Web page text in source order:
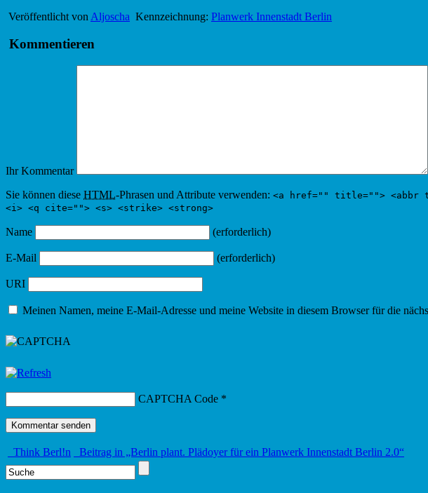
Veröffentlicht vonAljoscha Kennzeichnung: Planwerk Innenstadt Berlin
Kommentieren
Ihr Kommentar
Sie können diese HTML-Phrasen und Attribute verwenden: <a href="" title=""> <abbr
<i> <q cite=""> <s> <strike> <strong>
Name (erforderlich)
E-Mail (erforderlich)
URI
Meinen Namen, meine E-Mail-Adresse und meine Website in diesem Browser für die
CAPTCHA Code *
Think Berl!n Beitrag in „Berlin plant. Plädoyer für ein Planwerk Innenstadt Berlin 2.0“